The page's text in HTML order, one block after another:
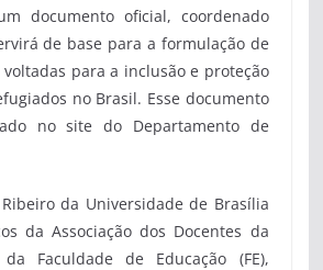
documento oficial, coordenado
de base para a formulação de
para a inclusão e proteção
no Brasil. Esse documento
no site do Departamento de
da Universidade de Brasília
da Associação dos Docentes da
Faculdade de Educação (FE),